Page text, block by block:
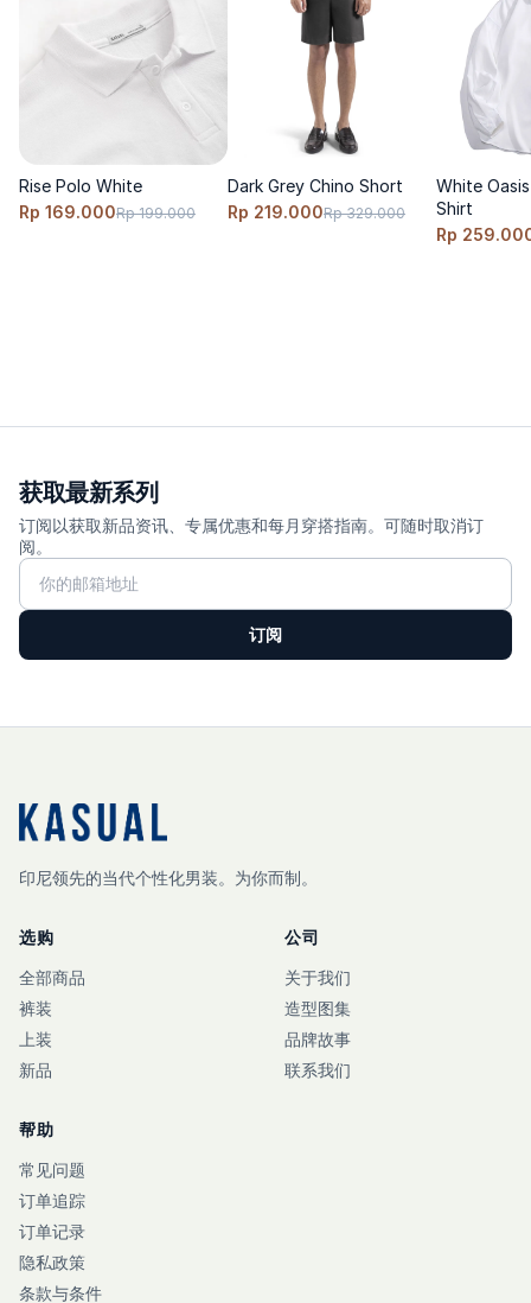
Setrika/steam suhu sedang pada badan; lindungi rib
kerah/manset dengan kain alas.
Rise Polo White
Rp 169.000Rp 199.000
Dark Grey Chino Short
Rp 219.000Rp 329.000
White
Shirt
Rp
获取最新系列
订阅以获取新品资讯、专属优惠和每月穿搭指南。可随时取消订
阅。
订阅
印尼领先的当代个性化男装。为你而制。
选购
全部商品
裤装
上装
新品
公司
关于我们
造型图集
品牌故事
联系我们
帮助
常见问题
订单追踪
订单记录
隐私政策
条款与条件